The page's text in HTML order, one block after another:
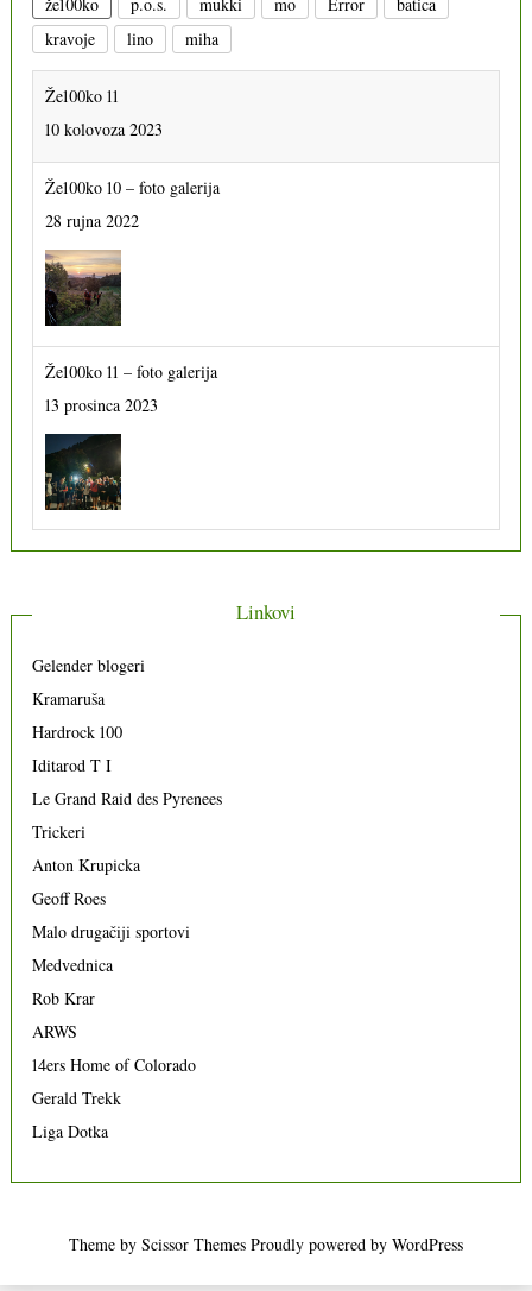
kravoje
lino miha
Že100ko 11
10 kolovoza 2023
Že100ko 10 – foto galerija
28 rujna 2022
Že100ko 11 – foto galerija
13 prosinca 2023
Linkovi
Gelender blogeri
Kramaruša
Hardrock 100
Iditarod T I
Le Grand Raid des Pyrenees
Trickeri
Anton Krupicka
Geoff Roes
Malo drugačiji sportovi
Medvednica
Rob Krar
ARWS
14ers Home of Colorado
Gerald Trekk
Liga Dotka
Theme by Scissor Themes Proudly powered by WordPress